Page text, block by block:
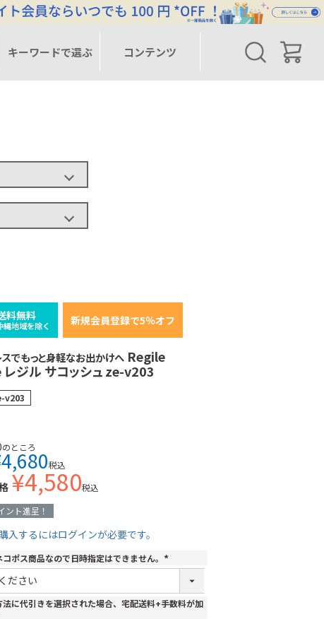
キーワードで選ぶ コンテンツ
料無料
地域を除く 新規会員登録で5％オフ
スでもっと身軽なお出かけへ Regile
ジル サコッシュ ze-v203
v203
のところ
4,680税込
¥4,580税込
ント進呈！
入するにはログインが必要です。
ポス商品なので日時指定はできません。
(
)
に代引きを選択された場合、宅配送料+手数料が加